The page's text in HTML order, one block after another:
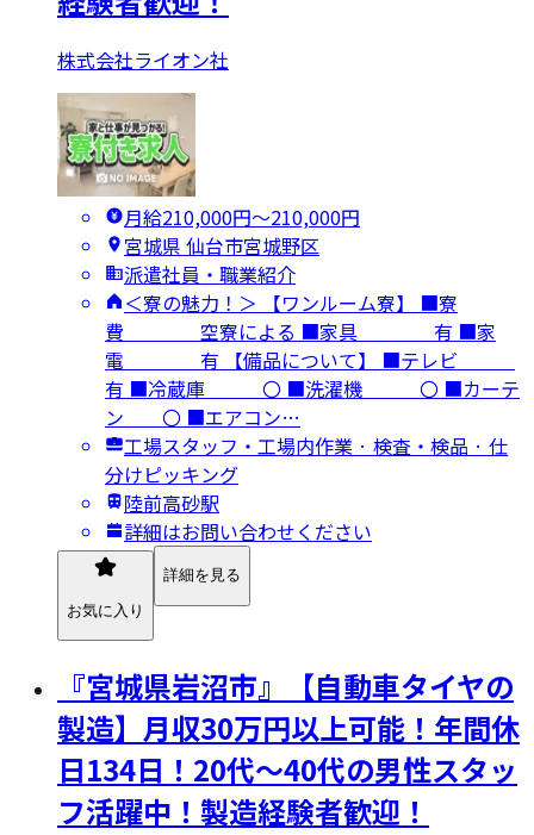
株式会社ライオン社
月給210,000円〜210,000円
宮城県 仙台市宮城野区
派遣社員・職業紹介
＜寮の魅力！＞ 【ワンルーム寮】 ■寮
費 空寮による ■家具 有 ■家
電 有 【備品について】 ■テレビ
有 ■冷蔵庫 〇 ■洗濯機 〇 ■カーテ
ン 〇 ■エアコン…
工場スタッフ・工場内作業 · 検査・検品 · 仕
分けピッキング
陸前高砂駅
詳細はお問い合わせください
お気に入り
詳細を見る
『宮城県岩沼市』【自動車タイヤの
製造】月収30万円以上可能！年間休
日134日！20代～40代の男性スタッ
フ活躍中！製造経験者歓迎！